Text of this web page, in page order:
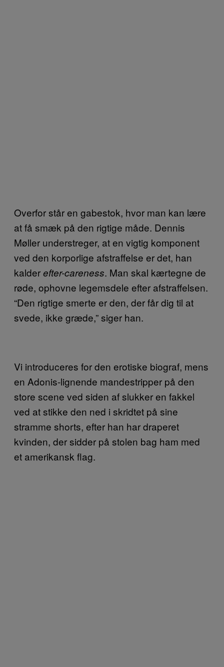
Overfor står en gabestok, hvor man kan lære
at få smæk på den rigtige måde. Dennis
Møller understreger, at en vigtig komponent
ved den korporlige afstraffelse er det, han
kalderefter-careness. Man skal kærtegne de
røde, ophovne legemsdele efter afstraffelsen.
“Den rigtige smerte er den, der får dig til at
svede, ikke græde,” siger han.
Vi introduceres for den erotiske biograf, mens
en Adonis-lignende mandestripper på den
store scene ved siden af slukker en fakkel
ved at stikke den ned i skridtet på sine
stramme shorts, efter han har draperet
kvinden, der sidder på stolen bag ham med
et amerikansk flag.